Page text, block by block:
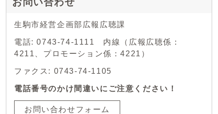
生駒市経営企画部広報広聴課
電話: 0743-74-1111 内線（広報広聴係：
4211、プロモーション係：4221）
ファクス: 0743-74-1105
電話番号のかけ間違いにご注意ください！
お問い合わせフォーム